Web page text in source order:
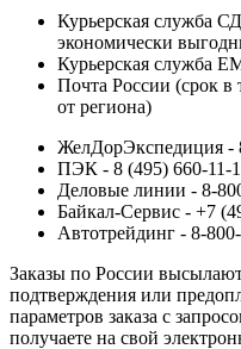
Курьерская служба
экономически
Курьерская служба
Почта России (срок в
от региона)
ЖелДорЭкспедиция -
ПЭК - 8 (495) 660-11-
Деловые линии - 8-
Байкал-Сервис - +7
Автотрейдинг - 8-
Заказы по России
подтверждения или
параметров заказа с
получаете на свой